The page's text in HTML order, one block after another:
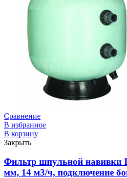
Сравнение
В избранное
В корзину
Закрыть
Фильтр шпульной навивки
мм, 14 м3/ч, подключение